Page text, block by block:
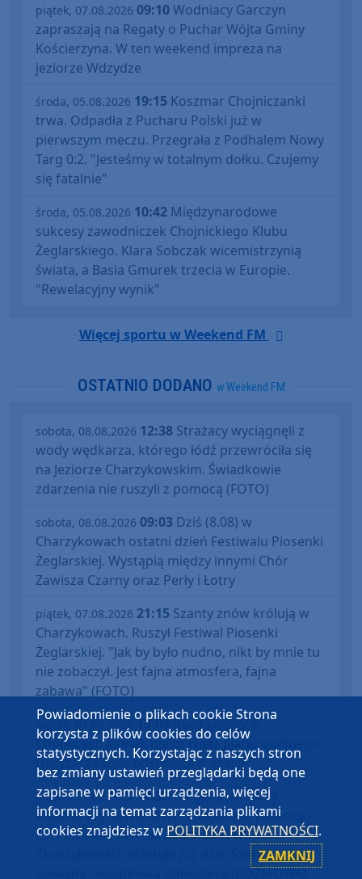
piątek, 07.08.2026 09:10Wodniacy Garczyn
zapraszają na Regaty o Puchar Wójta Gminy
Kościerzyna. W ten weekend impreza na
jeziorze Wdzydze
środa, 05.08.2026 19:15 Koszmar Chojniczanki
trwa. Odpadła z Pucharu Polski już w
pierwszym meczu. Przegrała z Podhalem Nowy
Targ 0:2. "Jesteśmy w totalnym dołku. Czujemy
się fatalnie"
środa, 05.08.2026 10:42 Międzynarodowe
sukcesy zawodniczek Chojnickiego Klubu
Żeglarskiego. Klara Sobczak wicemistrzynią
świata, a Basia Gmurek trzecia w Europie.
"Rewelacyjny wynik"
Więcej sportu w Weekend FM
OSTATNIO DODANO w Weekend FM
sobota, 08.08.2026 12:38 Strażacy wyciągnęli z
wody wędkarza, którego łódź przewróciła się
na Jeziorze Charzykowskim. Świadkowie
zdarzenia nie ruszyli z pomocą (FOTO)
sobota, 08.08.2026 09:03 Dziś (8.08) w
Charzykowach ostatni dzień Festiwalu Piosenki
Żeglarskiej. Wystąpią między innymi Chór
Zawisza Czarny oraz Perły i Łotry
piątek, 07.08.2026 21:15 Szanty znów królują w
Charzykowach. Ruszył Festiwal Piosenki
Żeglarskiej. "Jak by było nudno, nikt by mnie tu
nie zobaczył. Jest fajna atmosfera, fajna
zabawa" (FOTO)
piątek, 07.08.2026 13:08Rada Gminy w
Chojnicach jednak nie przyjęła planu ogólnego.
Decyzja została odsunięta w czasie
piątek, 07.08.2026 12:33"Żeglarstwo uczy
współpracy, otwartości i wzajemnej pomocy".
29. Festiwal Piosenki Żeglarskiej w
Charzykowach startuje już dziś. Szanty,
gwiazdy i wyjątkowa atmosfera (ROZMOWA)
Powiadomienie o plikach cookie Strona
korzysta z plików cookies do celów
statystycznych. Korzystając z naszych stron
bez zmiany ustawień przeglądarki będą one
zapisane w pamięci urządzenia, więcej
informacji na temat zarządzania plikami
cookies znajdziesz w POLITYKA PRYWATNOŚCI.
ZAMKNIJ